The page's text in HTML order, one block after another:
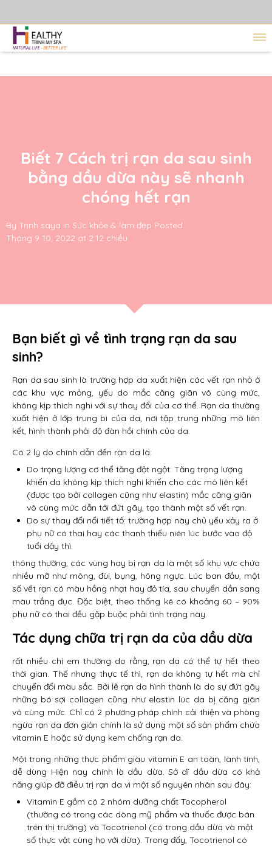
Biết 7 Cách trị rạn da sau sinh
bằng dầu dừa này sẽ nhanh
chóng hết rạn
By Trinh saya in Sức khỏe & làm đẹp Posted
Tháng 9 10, 2022 at 2:12 chiều
Bạn biết gì về tình trạng rạn da sau
sinh?
Rạn da sau sinh là trường hợp da xuất hiện các vết rạn nhỏ ở
các khu vực mỏng, yếu do mắc căng giãn vô cùng mức,
không kịp thích nghi với sự thay đổi của cơ thể. Rạn da thường
xuất hiện ở lớp trung bì của da, nơi tập trung những mô liên
kết, hình thành phải độ đàn hồi chính của da.
Có 2 lý do chính dẫn đến rạn da là:
Do trọng lượng cơ thể tăng đột ngột: Tăng trọng lượng
khiến da không kịp thích nghi khiến cho các mô liên kết
(được tạo bởi collagen cũng như elastin) mắc căng giãn
vô cùng mức dẫn tới đứt gãy, tạo thành một số vết rạn.
Do sự thay đổi nổi tiết tố: trường hợp này chủ yếu xảy ra ở
phụ nữ có thai hay các thanh thiếu niên lúc bước vào độ
tuổi dậy thì.
thông thường, các vùng hay bị rạn da là một số khu vực chứa
nhiều mỡ như mông, đùi, bụng, hông ngực. Lúc ban đầu, một
số vết rạn có màu hồng nhạt hay đỏ tía, sau chuyển dần sang
màu trắng đục. Đặc biệt, theo thống kê có khoảng 60 – 90%
phụ nữ có thai đều gặp buộc phải tình trạng này.
Tác dụng chữa trị rạn da của dầu dừa
rất nhiều chị em thường do rằng, rạn da có thể tự hết theo
thời gian. Thế nhưng thực tế thì, rạn da không tự hết mà chỉ
chuyển đổi màu sắc. Bởi lẽ rạn da hình thành là do sự đứt gãy
những bó sợi collagen cũng như elastin lúc da bị căng giãn
vô cùng mức. Chỉ có 2 phương pháp chính cải thiện và phòng
ngừa rạn da đơn giản chính là sử dụng một số sản phẩm chứa
vitamin E hoặc sử dụng kem chống rạn da.
Một trong những thực phẩm giàu vitamin E an toàn, lành tính,
dễ dùng Hiện nay chính là dầu dừa. Sở dĩ dầu dừa có khả
năng giúp đỡ điều trị rạn da vì một số nguyên nhân sau đây:
Vitamin E gồm có 2 nhóm dưỡng chất Tocopherol
(thường có trong các dòng mỹ phẩm và thuốc được bán
trên thị trường) và Tocotrienol (có trong dầu dừa và một
số thực vật cùng họ với dừa). Trong đấy, Tocotrienol có